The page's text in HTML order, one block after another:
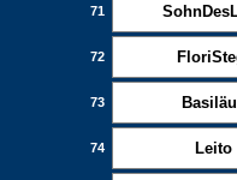
71
72
73
74 Leito